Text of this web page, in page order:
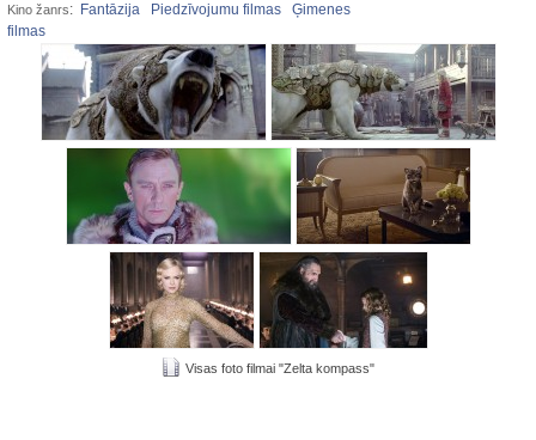
Kino žanrs: Fantāzija Piedzīvojumu filmas
Ģimenes
filmas
Visas foto filmai "Zelta kompass"